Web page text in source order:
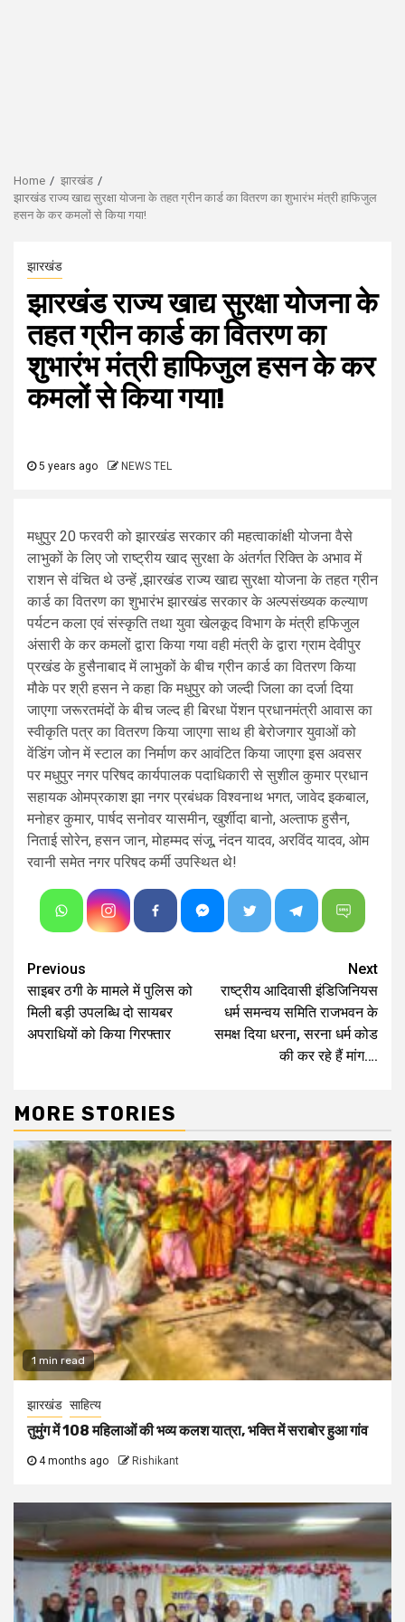
Home
झारखंड
झारखंड राज्य खाद्य सुरक्षा योजना के तहत ग्रीन कार्ड का वितरण का शुभारंभ मंत्री हाफिजुल
हसन के कर कमलों से किया गया!
झारखंड
झारखंड राज्य खाद्य सुरक्षा योजना के
तहत ग्रीन कार्ड का वितरण का
शुभारंभ मंत्री हाफिजुल हसन के कर
कमलों से किया गया!
5 years ago NEWS TEL
मधुपुर 20 फरवरी को झारखंड सरकार की महत्वाकांक्षी योजना वैसे
लाभुकों के लिए जो राष्ट्रीय खाद सुरक्षा के अंतर्गत रिक्ति के अभाव में
राशन से वंचित थे उन्हें ,झारखंड राज्य खाद्य सुरक्षा योजना के तहत ग्रीन
कार्ड का वितरण का शुभारंभ झारखंड सरकार के अल्पसंख्यक कल्याण
पर्यटन कला एवं संस्कृति तथा युवा खेलकूद विभाग के मंत्री हफिजुल
अंसारी के कर कमलों द्वारा किया गया वही मंत्री के द्वारा ग्राम देवीपुर
प्रखंड के हुसैनाबाद में लाभुकों के बीच ग्रीन कार्ड का वितरण किया
मौके पर श्री हसन ने कहा कि मधुपुर को जल्दी जिला का दर्जा दिया
जाएगा जरूरतमंदों के बीच जल्द ही बिरधा पेंशन प्रधानमंत्री आवास का
स्वीकृति पत्र का वितरण किया जाएगा साथ ही बेरोजगार युवाओं को
वेंडिंग जोन में स्टाल का निर्माण कर आवंटित किया जाएगा इस अवसर
पर मधुपुर नगर परिषद कार्यपालक पदाधिकारी से सुशील कुमार प्रधान
सहायक ओमप्रकाश झा नगर प्रबंधक विश्वनाथ भगत, जावेद इकबाल,
मनोहर कुमार, पार्षद सनोवर यासमीन, खुर्शीदा बानो, अल्ताफ हुसैन,
निताई सोरेन, हसन जान, मोहम्मद संजू, नंदन यादव, अरविंद यादव, ओम
रवानी समेत नगर परिषद कर्मी उपस्थित थे!
Continue
Reading
Previous
साइबर ठगी के मामले में पुलिस को
मिली बड़ी उपलब्धि दो सायबर
अपराधियों को किया गिरफ्तार
Next
राष्ट्रीय आदिवासी इंडिजिनियस
धर्म समन्वय समिति राजभवन के
समक्ष दिया धरना, सरना धर्म कोड
की कर रहे हैं मांग….
MORE STORIES
1 min read
झारखंड साहित्य
तुमुंग में 108 महिलाओं की भव्य कलश यात्रा, भक्ति में सराबोर हुआ गांव
4 months ago Rishikant